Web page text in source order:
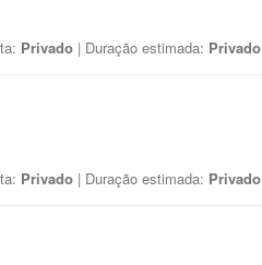
Privado | Duração estimada: Privado
Privado | Duração estimada: Privado